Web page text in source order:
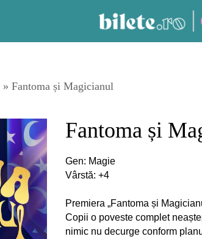
» Fantoma și Magicianul
Fantoma și
Gen: Magie
Vârstă: +4
Premiera „Fantoma și
Copii o poveste complet
nimic nu decurge conform